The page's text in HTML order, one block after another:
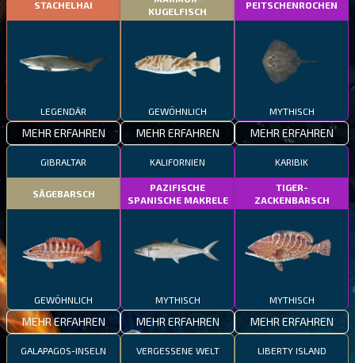
STACHELHAI
LEGENDÄR
MEHR ERFAHREN
KUGELFISCH
GEWÖHNLICH
MEHR ERFAHREN
PEITSCHENROCHEN
MYTHISCH
MEHR ERFAHREN
GIBRALTAR
SÄGEBARSCH
GEWÖHNLICH
MEHR ERFAHREN
KALIFORNIEN
PAZIFISCHE
SPANISCHE MAKRELE
MYTHISCH
MEHR ERFAHREN
KARIBIK
TIGER-
ZACKENBARSCH
MYTHISCH
MEHR ERFAHREN
GALAPAGOS-INSELN VERGESSENE WELT LIBERTY ISLAND